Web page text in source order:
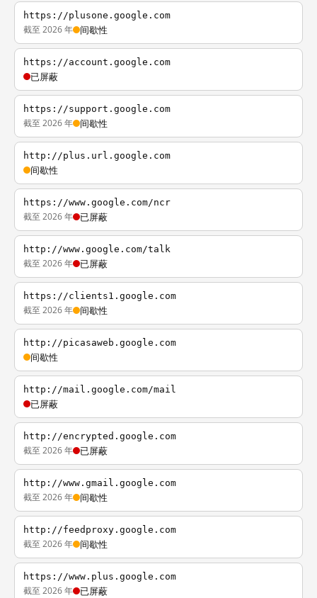
https://plusone.google.com
截至 2026 年 间歇性
https://account.google.com
已屏蔽
https://support.google.com
截至 2026 年 间歇性
http://plus.url.google.com
间歇性
https://www.google.com/ncr
截至 2026 年 已屏蔽
http://www.google.com/talk
截至 2026 年 已屏蔽
https://clients1.google.com
截至 2026 年 间歇性
http://picasaweb.google.com
间歇性
http://mail.google.com/mail
已屏蔽
http://encrypted.google.com
截至 2026 年 已屏蔽
http://www.gmail.google.com
截至 2026 年 间歇性
http://feedproxy.google.com
截至 2026 年 间歇性
https://www.plus.google.com
截至 2026 年 已屏蔽